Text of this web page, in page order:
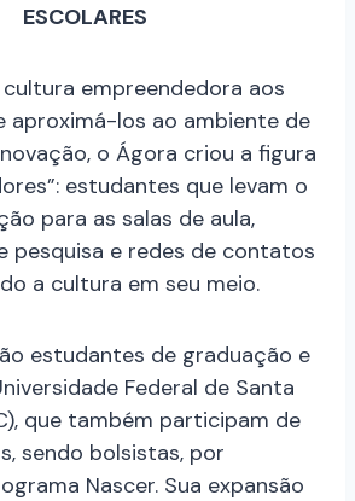
ESCOLARES
empreendedora aos
aproximá-los ao ambiente de
o Ágora criou a figura
estudantes que levam o
para as salas de aula,
pesquisa e redes de contatos
a cultura em seu meio.
estudantes de graduação e
Federal de Santa
que também participam de
sendo bolsistas, por
Nascer. Sua expansão